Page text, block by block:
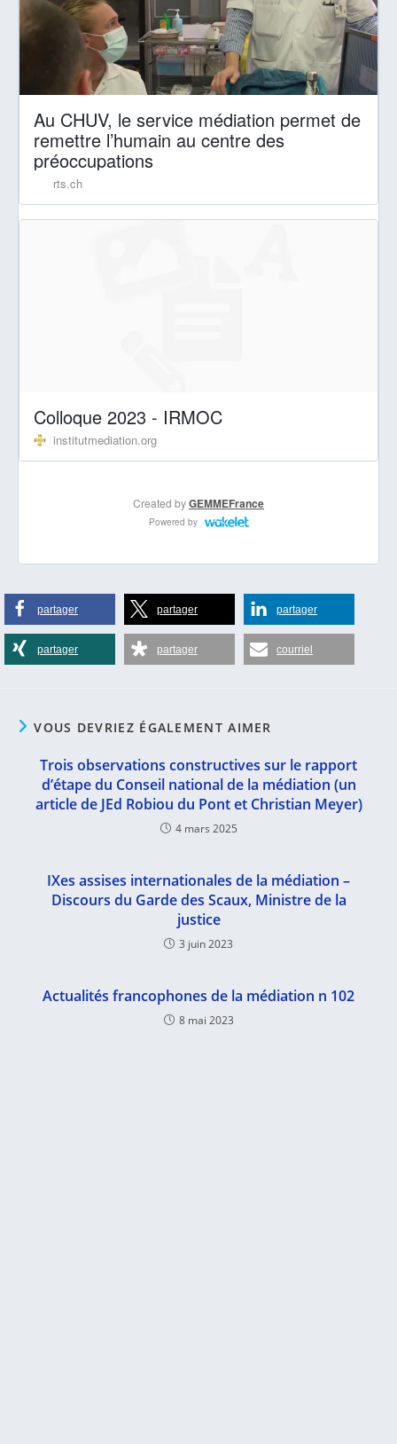
partager partager partager
partager partager courriel
VOUS DEVRIEZ ÉGALEMENT AIMER
Trois observations constructives sur le rapport
d’étape du Conseil national de la médiation (un
article de JEd Robiou du Pont et Christian Meyer)
4 mars 2025
IXes assises internationales de la médiation –
Discours du Garde des Scaux, Ministre de la
justice
3 juin 2023
Actualités francophones de la médiation n 102
8 mai 2023